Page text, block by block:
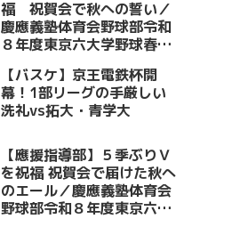
福 祝賀会で秋への誓い／
慶應義塾体育会野球部令和
８年度東京六大学野球春季
～
【バスケ】京王電鉄杯開
幕！1部リーグの手厳しい
洗礼vs拓大・青学大
【應援指導部】５季ぶりＶ
を祝福 祝賀会で届けた秋へ
のエール／慶應義塾体育会
野球部令和８年度東京六大